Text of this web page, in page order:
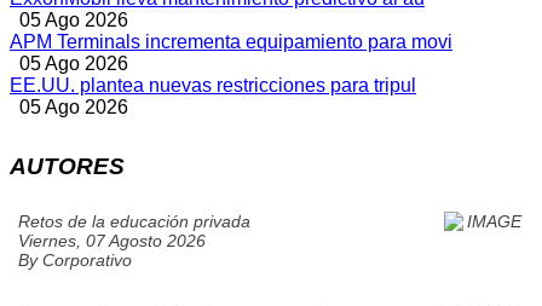
05 Ago 2026
APM Terminals incrementa equipamiento para movi
05 Ago 2026
EE.UU. plantea nuevas restricciones para tripul
05 Ago 2026
AUTORES
Retos de la educación privada
Viernes, 07 Agosto 2026
ByCorporativo